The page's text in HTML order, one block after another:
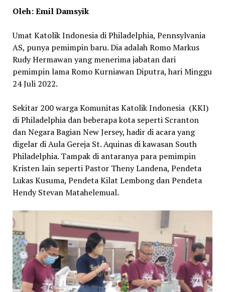
Oleh: Emil Damsyik
Umat Katolik Indonesia di Philadelphia, Pennsylvania
AS, punya pemimpin baru.Dia adalahRomo Markus
Rudy Hermawan yang menerima jabatan dari
pemimpin lamaRomo Kurniawan Diputra, hari Minggu
24 Juli 2022.
Sekitar 200 warga Komunitas Katolik Indonesia (KKI)
di Philadelphia dan beberapa kota seperti Scranton
dan Negara Bagian New Jersey, hadir di acara yang
digelar di Aula Gereja St. Aquinas di kawasan South
Philadelphia. Tampak di antaranya para pemimpin
Kristen lain seperti Pastor Theny Landena, Pendeta
Lukas Kusuma, Pendeta Kilat Lembong dan Pendeta
Hendy Stevan Matahelemual.